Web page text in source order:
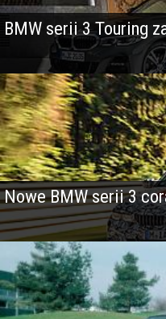
BMW serii 3 Touring
Nowe BMW serii 3